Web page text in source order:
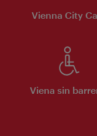
Vienna City
Viena sin